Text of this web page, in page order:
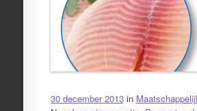
30 december 2013in